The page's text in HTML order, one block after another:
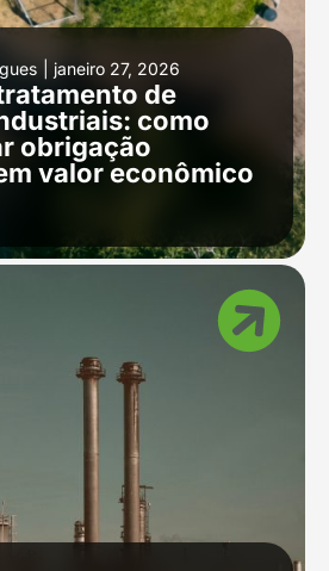
janeiro 27, 2026
de
como
obrigação
valor econômico